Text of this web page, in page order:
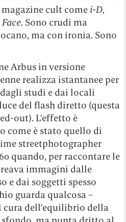
cult come i-D,
. Sono crudi ma
ma con ironia. Sono
Arbus in versione
realizza istantanee per
studi e dai locali
del flash diretto (questa
out). L’effetto è
come è stato quello di
streetphotographer
quando, per raccontare le
immagini dalle
e dai soggetti spesso
guarda qualcosa –
cura dell’equilibrio della